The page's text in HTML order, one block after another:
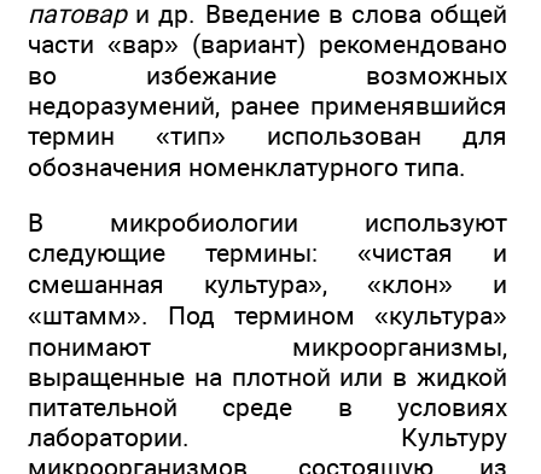
патовари др. Введение в слова общей
части «вар» (вариант) рекомендовано
во избежание возможных
недоразумений, ранее применявшийся
термин «тип» использован для
обозначения номенклатурного типа.
В микробиологии используют
следующие термины: «чистая и
смешанная культура», «клон» и
«штамм». Под термином «культура»
понимают микроорганизмы,
выращенные на плотной или в жидкой
питательной среде в условиях
лаборатории. Культуру
микроорганизмов, состоящую из